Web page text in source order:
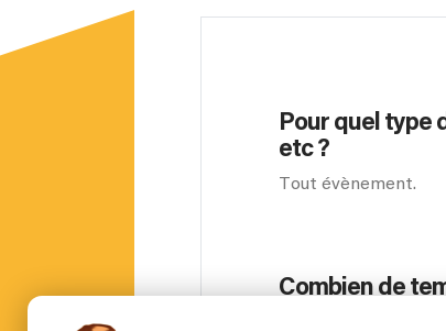
Pour quel type
etc ?
Tout évènement.
Combien de